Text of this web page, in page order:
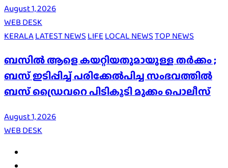
August 1, 2026
WEB DESK
KERALALATEST NEWS LIFE LOCAL NEWSTOP NEWS
ബസിൽ ആളെ കയറ്റിയതുമായുള്ള തർക്കം ;
ബസ് ഇടിപ്പിച്ച് പരിക്കേൽപിച്ച സംഭവത്തിൽ
ബസ് ഡ്രൈവറെ പിടികൂടി മുക്കം പൊലീസ്
August 1, 2026
WEB DESK